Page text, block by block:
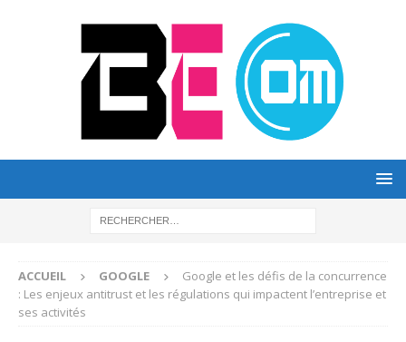
ACCUEIL GOOGLE
Google et les défis de la concurrence
: Les enjeux antitrust et les régulations qui impactent l’entreprise et
ses activités